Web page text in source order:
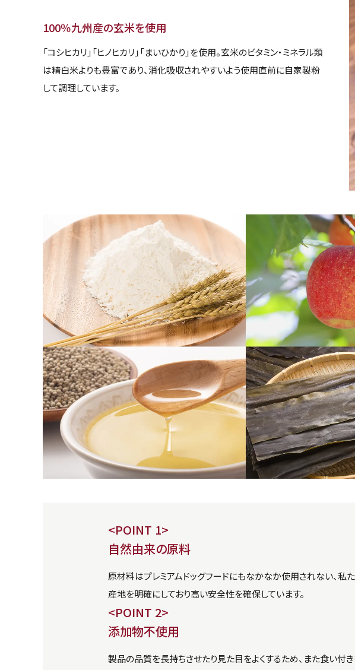
100％九州産の玄米を使用
「コシヒカリ」「ヒノヒカリ」「まいひかり」を使用。玄米のビタミン・ミネラル類
は精白米よりも豊富であり、消化吸収されやすいよう使用直前に自家製粉
して調理しています。
<POINT 1>
自然由来の原料
原材料はプレミアムドッグフードにもなかなか使用されない、
産地を明確にしており高い安全性を確保しています。
<POINT 2>
添加物不使用
製品の品質を長持ちさせたり見た目をよくするため、また食い